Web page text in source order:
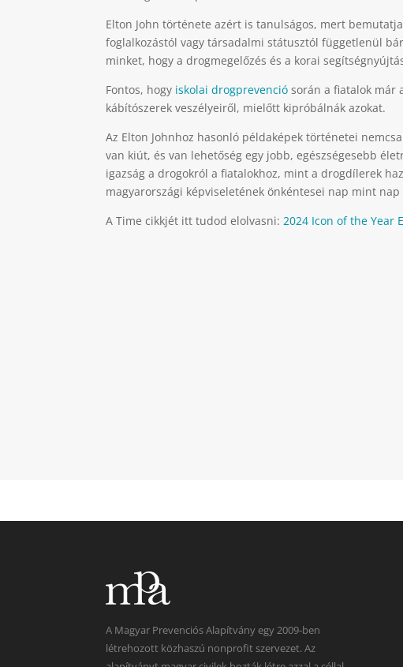
Elton John története azért is tanulságos, mert
foglalkozástól vagy társadalmi státusztól függetlenül
minket, hogy a drogmegelőzés és a korai
Fontos, hogy iskolai drogprevenció során a fiatalok már
kábítószerek veszélyeiről, mielőtt kipróbálnák azokat.
Az Elton Johnhoz hasonló példaképek történetei
van kiút, és van lehetőség egy jobb, egészségesebb
igazság a drogokról a fiatalokhoz, mint a drogdílerek
magyarországi képviseletének önkéntesei nap mint
A Time cikkjét itt tudod elolvasni:2024 Icon of the Year
A Magyar Prevenciós Alapítvány egy 2009-ben
létrehozott közhaszú nonprofit szervezet. Az